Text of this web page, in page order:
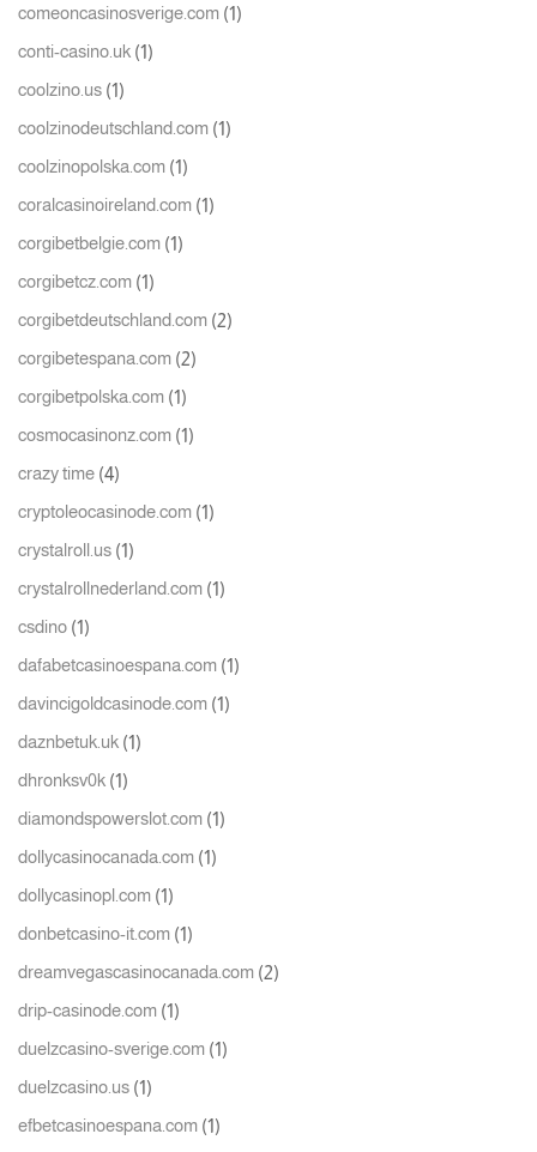
comeoncasinosverige.com (1)
conti-casino.uk (1)
coolzino.us (1)
coolzinodeutschland.com (1)
coolzinopolska.com (1)
coralcasinoireland.com (1)
corgibetbelgie.com (1)
corgibetcz.com (1)
corgibetdeutschland.com (2)
corgibetespana.com (2)
corgibetpolska.com (1)
cosmocasinonz.com (1)
crazy time (4)
cryptoleocasinode.com (1)
crystalroll.us (1)
crystalrollnederland.com (1)
csdino (1)
dafabetcasinoespana.com (1)
davincigoldcasinode.com (1)
daznbetuk.uk (1)
dhronksv0k (1)
diamondspowerslot.com (1)
dollycasinocanada.com (1)
dollycasinopl.com (1)
donbetcasino-it.com (1)
dreamvegascasinocanada.com (2)
drip-casinode.com (1)
duelzcasino-sverige.com (1)
duelzcasino.us (1)
efbetcasinoespana.com (1)